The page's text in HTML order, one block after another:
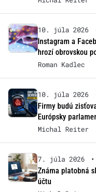
10. júla 2026
Instagram a
hrozí obrovskou
Roman Kadlec
10. júla 2026
Firmy budú
Európsky
Michal Reiter
7. júla 2026 •
Známa platobná
účtu